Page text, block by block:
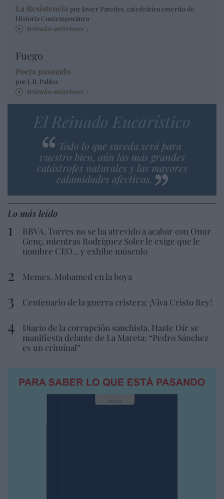
La Resistencia por Javier Paredes, catedrático emérito de
Historia Contemporánea
Artículos anteriores
Fuego
Poeta pasmado
por J. R. Pablos
Artículos anteriores
El Reinado Eucarístico
Todo lo que suceda será para
vuestro bien, aún las más grandes
catástrofes naturales y las mayores
calamidades afectivas.
Lo más leído
BBVA. Torres no se ha atrevido a acabar con Onur
Genç, mientras Rodríguez Soler le exige que le
nombre CEO... y exhibe músculo
Memes. Mohamed en la boya
Centenario de la guerra cristera: ¡Viva Cristo Rey!
Diario de la corrupción sanchista. Hazte Oír se
manifiesta delante de La Mareta: “Pedro Sánchez
es un criminal”